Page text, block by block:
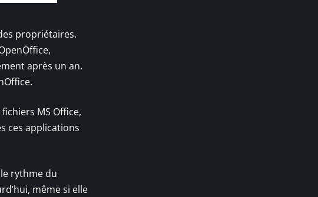
propriétaires.
après un an.
MS Office,
ces applications
rythme du
même si elle